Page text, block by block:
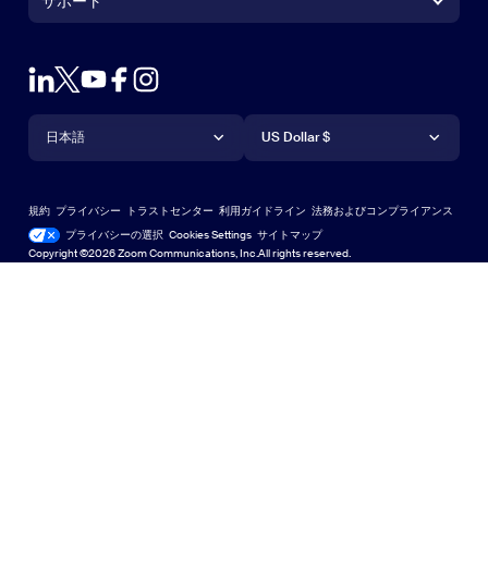
Outlookプラグイン
Androidアプリ
Androidアプリ
営業担当にお問い合わせ
デモをリクエスト
ウェビナーとイベント
Zoom Experience CenterZoom Experience Center
サポート
アカウント
ヘルプセンター
ラーニングセンター
テクニカルコンテンツライブラリテクニカルコンテンツライブラ
フィードバック
言語
日本語
English
Español
通貨
US Dollar $
Copyright ©2026 Zoom Communications, Inc.All rights reserved.
規約 プライバシー トラストセンター 利用ガイドライン 法務およびコンプライアンス
プライバシーの選択 Cookies Settings サイトマップ
サイトマップ